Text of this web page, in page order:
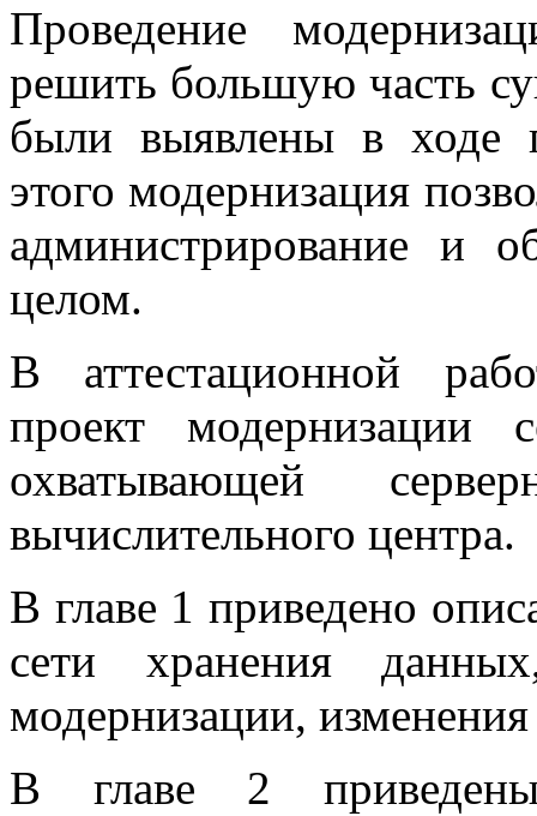
Проведение
решить большую часть
были выявлены в ходе
этого модернизация
администрирование и
целом.
В аттестационной
проект
охватывающей
вычислительного центра.
В главе 1 приведено
сети хранения
модернизации,
В главе 2